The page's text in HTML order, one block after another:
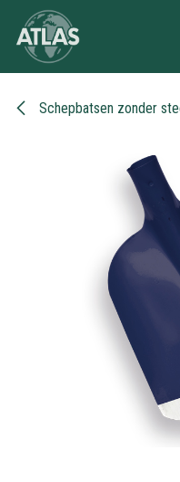
Overslaan naar inhoud
Schepbatsen zonder